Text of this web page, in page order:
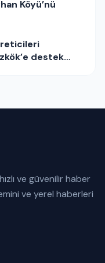
Köyü’nü
destek
ve güvenilir haber
ve yerel haberleri